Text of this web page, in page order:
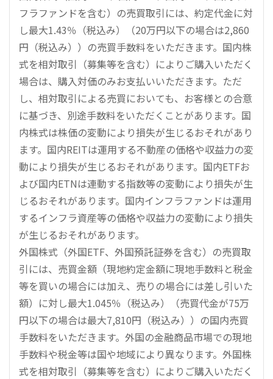
フラファンドを含む）の売買取引には、約定代金に対
し最大1.43％（税込み）（20万円以下の場合は2,860
円（税込み））の売買手数料をいただきます。国内株
式を相対取引（募集等を含む）によりご購入いただく
場合は、購入対価のみお支払いいただきます。ただ
し、相対取引による売買においても、お客様との合意
に基づき、別途手数料をいただくことがあります。国
内株式は株価の変動により損失が生じるおそれがあり
ます。国内REITは運用する不動産の価格や収益力の変
動により損失が生じるおそれがあります。国内ETFお
よび国内ETNは連動する指数等の変動により損失が生
じるおそれがあります。国内インフラファンドは運用
するインフラ資産等の価格や収益力の変動により損失
が生じるおそれがあります。
外国株式（外国ETF、外国預託証券を含む）の売買取
引には、売買金額（現地約定金額に現地手数料と税金
等を買いの場合には加え、売りの場合には差し引いた
額）に対し最大1.045％（税込み）（売買代金が75万
円以下の場合は最大7,810円（税込み））の国内売買
手数料をいただきます。外国の金融商品市場での現地
手数料や税金等は国や地域により異なります。外国株
式を相対取引（募集等を含む）によりご購入いただく